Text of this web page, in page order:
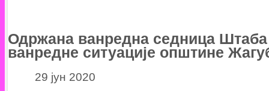
Одржана ванредна седница Штаба
ванредне ситуације општине
29 јун 2020